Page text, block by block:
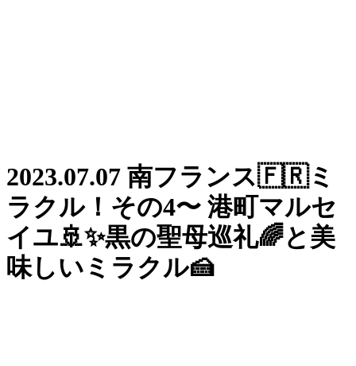
2023.07.07 南フランス🇫🇷ミ
ラクル！その4〜 港町マルセ
イユ🚢✨黒の聖母巡礼🌈と美
味しいミラクル🍰